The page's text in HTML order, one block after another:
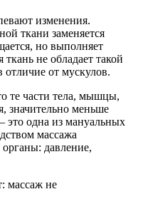
изменения.
ткани заменяется
но выполняет
не обладает такой
отличие от мускулов.
те части тела, мышцы,
значительно меньше
одна из мануальных
массажа
органы: давление,
массаж не